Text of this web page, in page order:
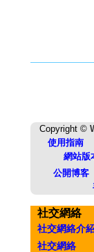
Copyright ©
使用指南
網站版
公開博客
社交網絡
社交網絡介
社交網絡